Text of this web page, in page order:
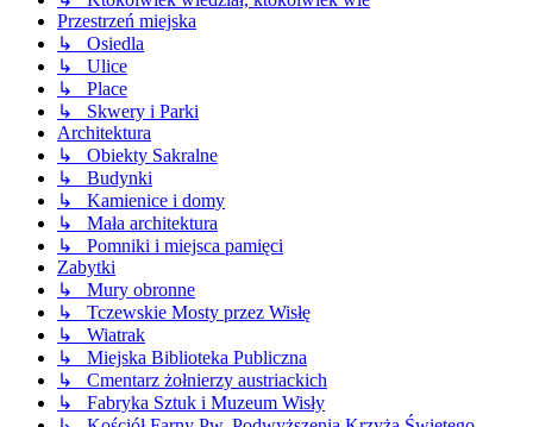
Przestrzeń miejska
↳ Osiedla
↳ Ulice
↳ Place
↳ Skwery i Parki
Architektura
↳ Obiekty Sakralne
↳ Budynki
↳ Kamienice i domy
↳ Mała architektura
↳ Pomniki i miejsca pamięci
Zabytki
↳ Mury obronne
↳ Tczewskie Mosty przez Wisłę
↳ Wiatrak
↳ Miejska Biblioteka Publiczna
↳ Cmentarz żołnierzy austriackich
↳ Fabryka Sztuk i Muzeum Wisły